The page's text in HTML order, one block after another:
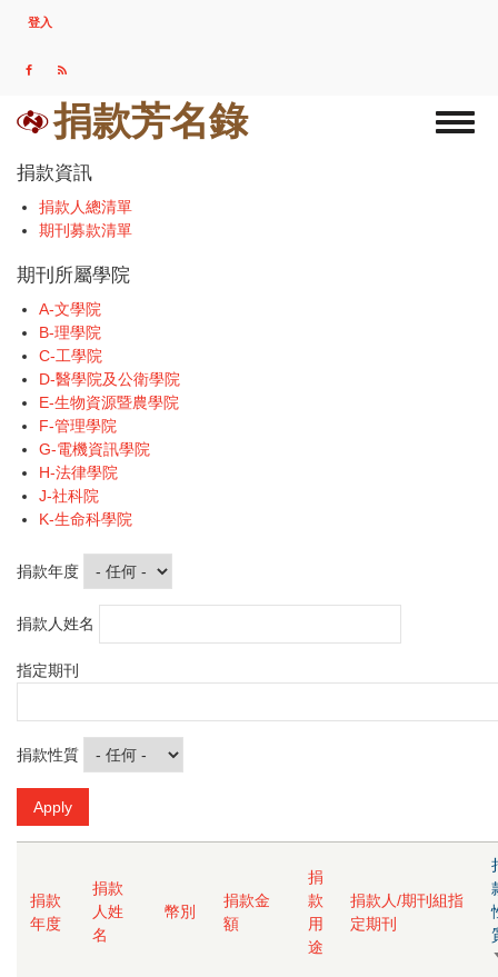
USER
MENU
登入
捐款芳名錄
捐款資訊
捐款人總清單
期刊募款清單
期刊所屬學院
A-文學院
B-理學院
C-工學院
D-醫學院及公衛學院
E-生物資源暨農學院
F-管理學院
G-電機資訊學院
H-法律學院
J-社科院
K-生命科學院
捐款年度
捐款人姓名
指定期刊
捐款性質
捐款
年度
捐款
人姓
名
幣別
捐款金
額
捐
款
用
途
捐款人/期刊組指
定期刊